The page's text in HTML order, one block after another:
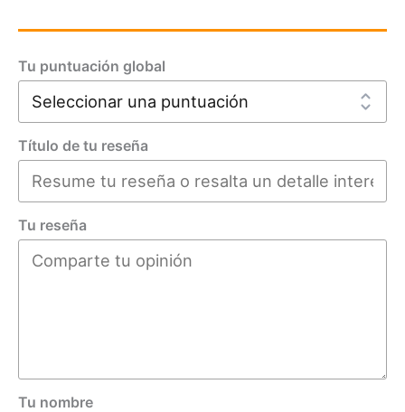
Tu puntuación global
Título de tu reseña
Tu reseña
Tu nombre